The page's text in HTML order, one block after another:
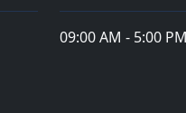
09:00 AM - 5:00